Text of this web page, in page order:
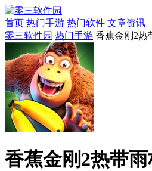
首页 热门手游 热门软件 文章资讯
零三软件园 热门手游 香蕉金刚2热
香蕉金刚2热带雨